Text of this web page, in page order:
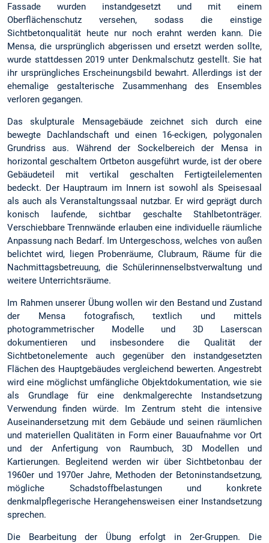
Fassade wurden instandgesetzt und mit einem
Oberflächenschutz versehen, sodass die einstige
Sichtbetonqualität heute nur noch erahnt werden kann. Die
Mensa, die ursprünglich abgerissen und ersetzt werden sollte,
wurde stattdessen 2019 unter Denkmalschutz gestellt. Sie hat
ihr ursprüngliches Erscheinungsbild bewahrt. Allerdings ist der
ehemalige gestalterische Zusammenhang des Ensembles
verloren gegangen.
Das skulpturale Mensagebäude zeichnet sich durch eine
bewegte Dachlandschaft und einen 16-eckigen, polygonalen
Grundriss aus. Während der Sockelbereich der Mensa in
horizontal geschaltem Ortbeton ausgeführt wurde, ist der obere
Gebäudeteil mit vertikal geschalten Fertigteilelementen
bedeckt. Der Hauptraum im Innern ist sowohl als Speisesaal
als auch als Veranstaltungssaal nutzbar. Er wird geprägt durch
konisch laufende, sichtbar geschalte Stahlbetonträger.
Verschiebbare Trennwände erlauben eine individuelle räumliche
Anpassung nach Bedarf. Im Untergeschoss, welches von außen
belichtet wird, liegen Probenräume, Clubraum, Räume für die
Nachmittagsbetreuung, die Schülerinnenselbstverwaltung und
weitere Unterrichtsräume.
Im Rahmen unserer Übung wollen wir den Bestand und Zustand
der Mensa fotografisch, textlich und mittels
photogrammetrischer Modelle und 3D Laserscan
dokumentieren und insbesondere die Qualität der
Sichtbetonelemente auch gegenüber den instandgesetzten
Flächen des Hauptgebäudes vergleichend bewerten. Angestrebt
wird eine möglichst umfängliche Objektdokumentation, wie sie
als Grundlage für eine denkmalgerechte Instandsetzung
Verwendung finden würde. Im Zentrum steht die intensive
Auseinandersetzung mit dem Gebäude und seinen räumlichen
und materiellen Qualitäten in Form einer Bauaufnahme vor Ort
und der Anfertigung von Raumbuch, 3D Modellen und
Kartierungen. Begleitend werden wir über Sichtbetonbau der
1960er und 1970er Jahre, Methoden der Betoninstandsetzung,
mögliche Schadstoffbelastungen und konkrete
denkmalpflegerische Herangehensweisen einer Instandsetzung
sprechen.
Die Bearbeitung der Übung erfolgt in 2er-Gruppen. Die